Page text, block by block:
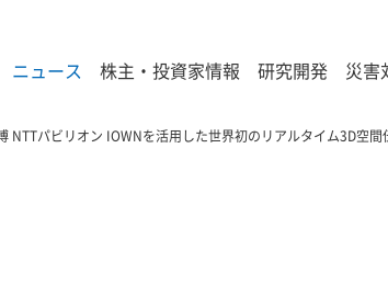
ニュース 株主・投資家情報 研究開発 災害
NTTパビリオン IOWNを活用した世界初のリアルタイム3D空間